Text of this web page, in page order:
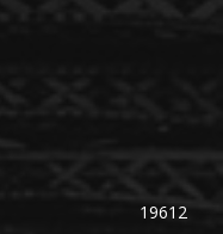
19612